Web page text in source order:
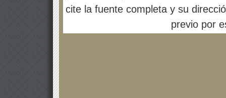
cite la fuente completa y su
previo por